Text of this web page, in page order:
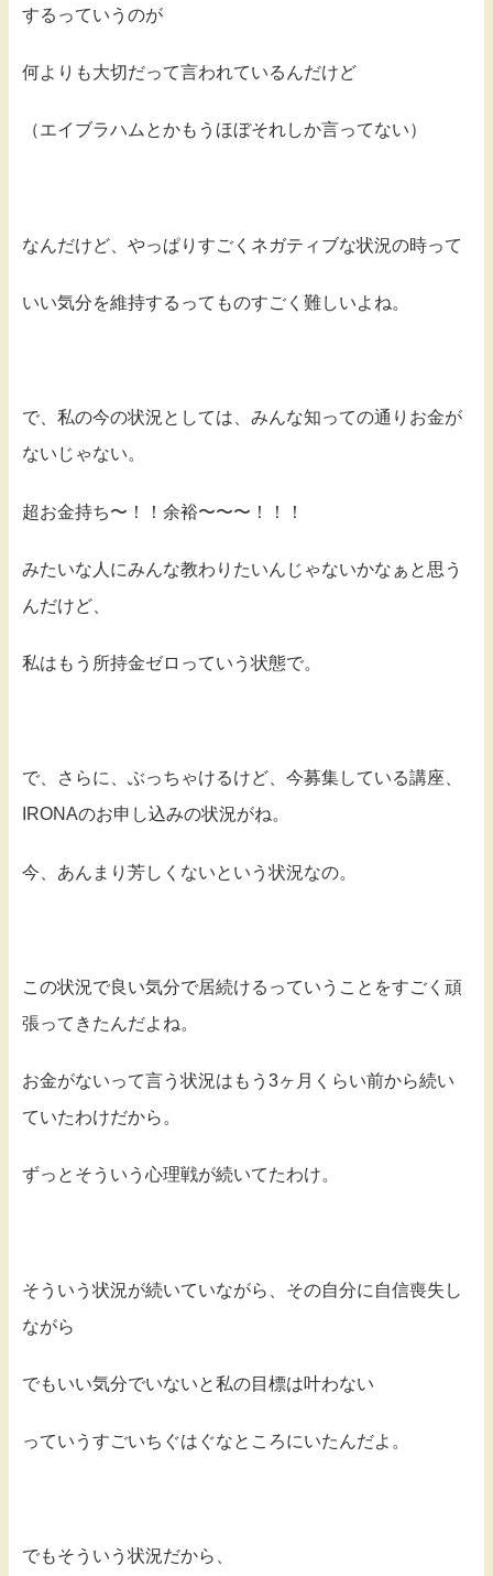
するっていうのが
何よりも大切だって言われているんだけど
（エイブラハムとかもうほぼそれしか言ってない）
なんだけど、やっぱりすごくネガティブな状況の時って
いい気分を維持するってものすごく難しいよね。
で、私の今の状況としては、みんな知っての通りお金が
ないじゃない。
超お金持ち〜！！余裕〜〜〜！！！
みたいな人にみんな教わりたいんじゃないかなぁと思う
んだけど、
私はもう所持金ゼロっていう状態で。
で、さらに、ぶっちゃけるけど、今募集している講座、
IRONAのお申し込みの状況がね。
今、あんまり芳しくないという状況なの。
この状況で良い気分で居続けるっていうことをすごく頑
張ってきたんだよね。
お金がないって言う状況はもう3ヶ月くらい前から続い
ていたわけだから。
ずっとそういう心理戦が続いてたわけ。
そういう状況が続いていながら、その自分に自信喪失し
ながら
でもいい気分でいないと私の目標は叶わない
っていうすごいちぐはぐなところにいたんだよ。
でもそういう状況だから、